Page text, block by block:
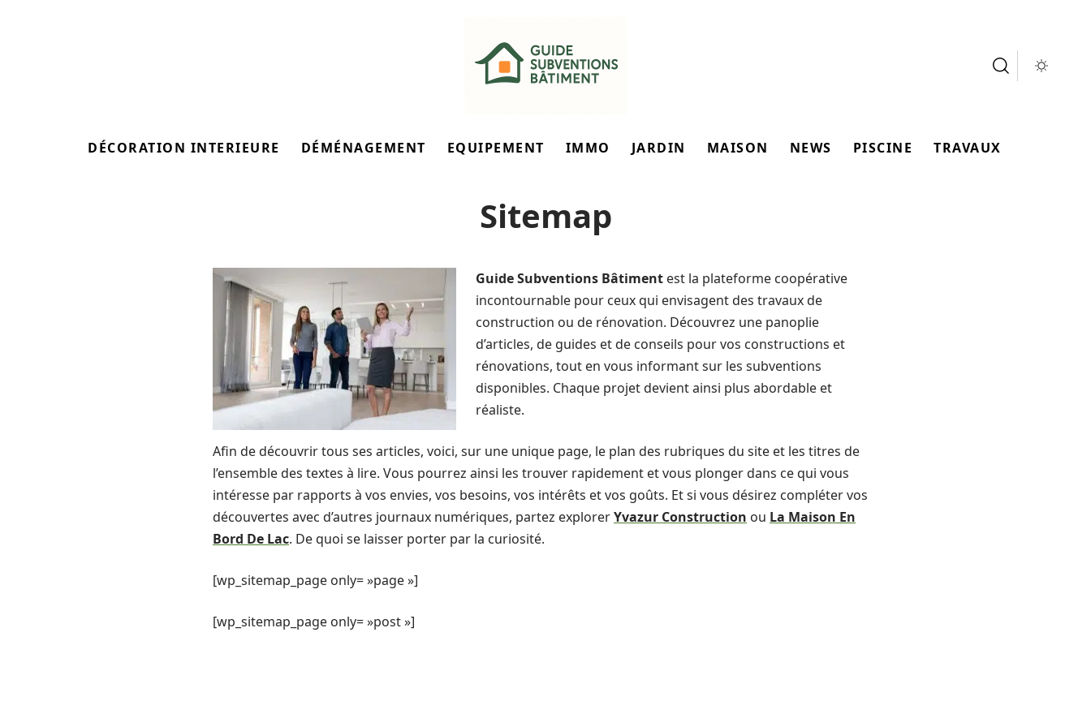
DÉCORATION INTERIEURE DÉMÉNAGEMENT EQUIPEMENT IMMO JARDIN MAISON NEWS PISCINE TRAVAUX
Sitemap
Guide Subventions Bâtiment est la plateforme coopérative
incontournable pour ceux qui envisagent des travaux de
construction ou de rénovation. Découvrez une panoplie
d’articles, de guides et de conseils pour vos constructions et
rénovations, tout en vous informant sur les subventions
disponibles. Chaque projet devient ainsi plus abordable et
réaliste.
Afin de découvrir tous ses articles, voici, sur une unique page, le plan des rubriques du site et les titres de
l’ensemble des textes à lire. Vous pourrez ainsi les trouver rapidement et vous plonger dans ce qui vous
intéresse par rapports à vos envies, vos besoins, vos intérêts et vos goûts. Et si vous désirez compléter vos
découvertes avec d’autres journaux numériques, partez explorerYvazur Construction ou La Maison En
Bord De Lac. De quoi se laisser porter par la curiosité.
[wp_sitemap_page only= »page »]
[wp_sitemap_page only= »post »]